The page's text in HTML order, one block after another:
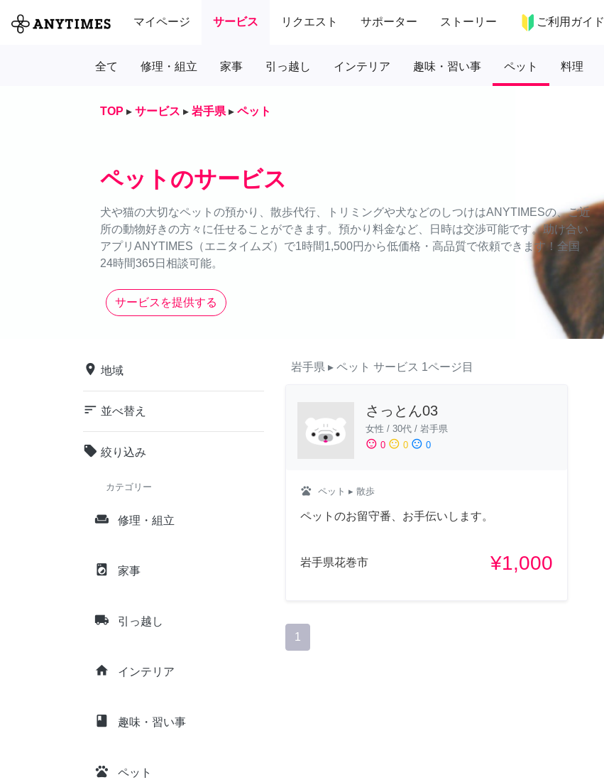
マイページ サービス リクエスト サポーター ストーリー ご利用ガイド
全て 修理・組立 家事 引っ越し インテリア 趣味・習い事 ペット 料理
TOP ▸ サービス ▸ 岩手県 ▸ ペット
ペットのサービス
犬や猫の大切なペットの預かり、散歩代行、トリミングや犬などのしつけはANYTIMESの、ご近
所の動物好きの方々に任せることができます。預かり料金など、日時は交渉可能です。助け合い
アプリANYTIMES（エニタイムズ）で1時間1,500円から低価格・高品質で依頼できます！全国
24時間365日相談可能。
サービスを提供する
place 地域
sort 並べ替え
local_offer 絞り込み
カテゴリー
weekend 修理・組立
local_laundry_service 家事
local_shipping 引っ越し
home インテリア
class 趣味・習い事
pets ペット
岩手県 ▸ ペット サービス 1ページ目
さっとん03
女性 / 30代 / 岩手県
sentiment_satisfied 0 sentiment_neutral 0 sentiment_dissatisfied 0
pets ペット ▸ 散歩
ペットのお留守番、お手伝いします。
岩手県花巻市 ¥1,000
1